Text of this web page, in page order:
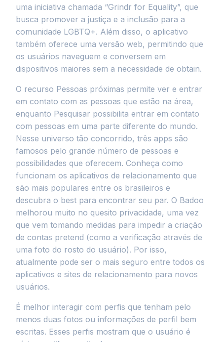
uma iniciativa chamada “Grindr for Equality”, que
busca promover a justiça e a inclusão para a
comunidade LGBTQ+. Além disso, o aplicativo
também oferece uma versão web, permitindo que
os usuários naveguem e conversem em
dispositivos maiores sem a necessidade de obtain.
O recurso Pessoas próximas permite ver e entrar
em contato com as pessoas que estão na área,
enquanto Pesquisar possibilita entrar em contato
com pessoas em uma parte diferente do mundo.
Nesse universo tão concorrido, três apps são
famosos pelo grande número de pessoas e
possibilidades que oferecem. Conheça como
funcionam os aplicativos de relacionamento que
são mais populares entre os brasileiros e
descubra o best para encontrar seu par. O Badoo
melhorou muito no quesito privacidade, uma vez
que vem tomando medidas para impedir a criação
de contas pretend (como a verificação através de
uma foto do rosto do usuário). Por isso,
atualmente pode ser o mais seguro entre todos os
aplicativos e sites de relacionamento para novos
usuários.
É melhor interagir com perfis que tenham pelo
menos duas fotos ou informações de perfil bem
escritas. Esses perfis mostram que o usuário é